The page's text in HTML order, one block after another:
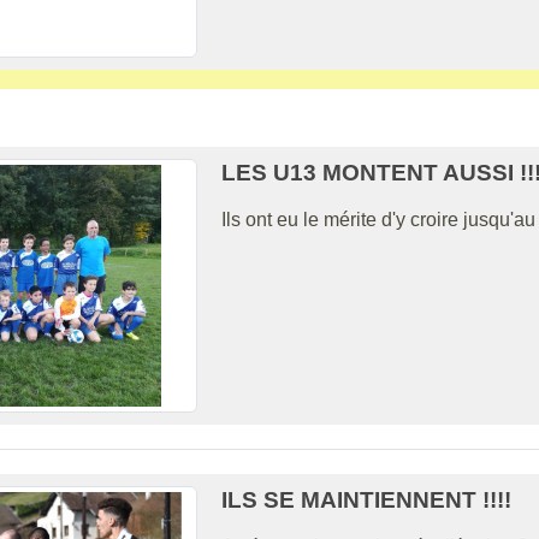
LES U13 MONTENT AUSSI
Ils ont eu le mérite d'y croire
ILS SE MAINTIENNENT !!!!